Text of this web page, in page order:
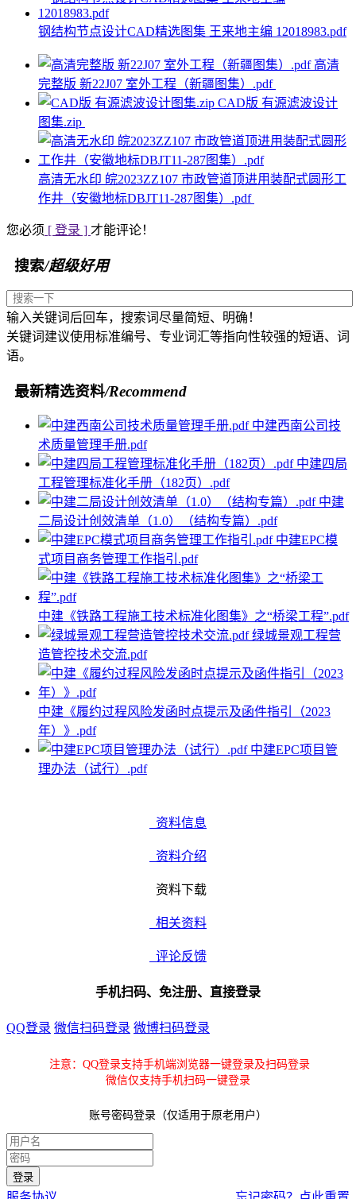
钢结构节点设计CAD精选图集 王来地主编 12018983.pdf
高清
完整版 新22J07 室外工程（新疆图集）.pdf
CAD版 有源滤波设计
图集.zip
高清无水印 皖2023ZZ107 市政管道顶进用装配式圆形工
作井（安徽地标DBJT11-287图集）.pdf
您必须 [ 登录 ] 才能评论！
搜索/超级好用
输入关键词后回车，搜索词尽量简短、明确！
关键词建议使用标准编号、专业词汇等指向性较强的短语、词
语。
最新精选资料/Recommend
中建西南公司技
术质量管理手册.pdf
中建四局
工程管理标准化手册（182页）.pdf
中建
二局设计创效清单（1.0）（结构专篇）.pdf
中建EPC模
式项目商务管理工作指引.pdf
中建《铁路工程施工技术标准化图集》之“桥梁工程”.pdf
绿城景观工程营
造管控技术交流.pdf
中建《履约过程风险发函时点提示及函件指引（2023
年）》.pdf
中建EPC项目管
理办法（试行）.pdf
资料信息
资料介绍
资料下载
相关资料
评论反馈
手机扫码、免注册、直接登录
QQ登录 微信扫码登录 微博扫码登录
注意：QQ登录支持手机端浏览器一键登录及扫码登录
微信仅支持手机扫码一键登录
账号密码登录（仅适用于原老用户）